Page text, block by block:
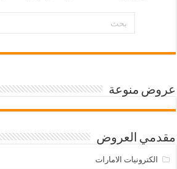
عروض منوعة
مقدمي العروض
الكترونيات الامارات